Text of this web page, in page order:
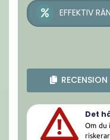
EFFEKTIV
RECENSION
Det
Om du